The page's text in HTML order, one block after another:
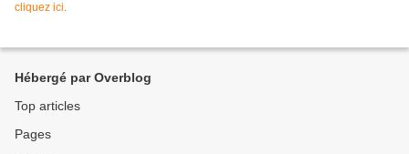
cliquez ici.
Hébergé par Overblog
Top articles
Pages